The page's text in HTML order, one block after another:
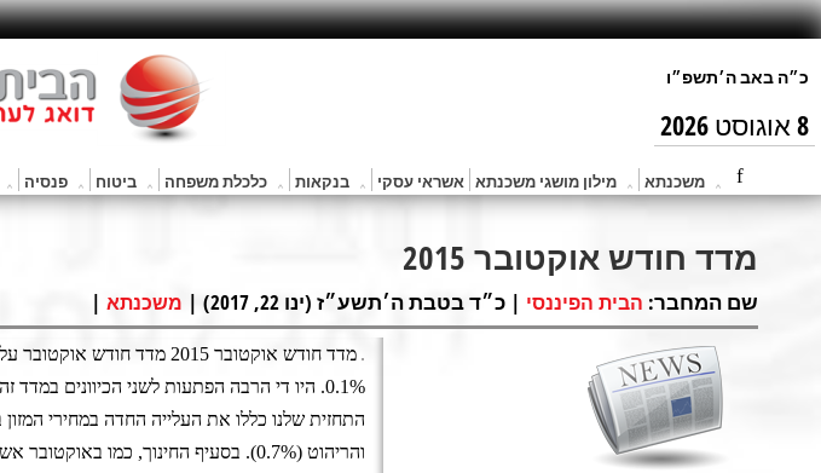
8 אוגוסט 2026
משכנתא מילון מושגי משכנתא אשראי עסקי בנקאות כלכלת משפחה ביטוח פנסיה
מדד חודש אוקטובר 2015
שם המחבר: הבית הפיננסי | כ״ד בטבת ה׳תשע״ז (ינו 22, 2017) | משכנתא |
.
0.1%. היו די הרבה הפתעות לשני הכיוונים
והריהוט (0.7%). בסעיף החינוך, כמו